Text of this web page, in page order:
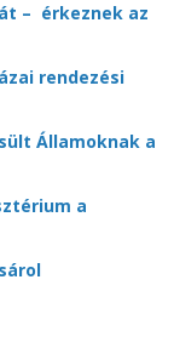
– érkeznek az
rendezési
Államoknak a
a